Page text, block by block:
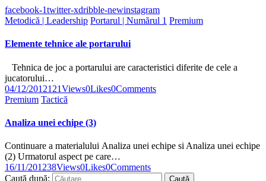
facebook-1twitter-xdribble-newinstagram
Metodică | Leadership Portarul | Numărul 1 Premium
Elemente tehnice ale portarului
Tehnica de joc a portarului are caracteristici diferite de cele a
jucatorului…
04/12/2012121Views0Likes0Comments
Premium Tactică
Analiza unei echipe (3)
Continuare a materialului Analiza unei echipe si Analiza unei echipe
(2) Urmatorul aspect pe care…
16/11/201238Views0Likes0Comments
Caută după: